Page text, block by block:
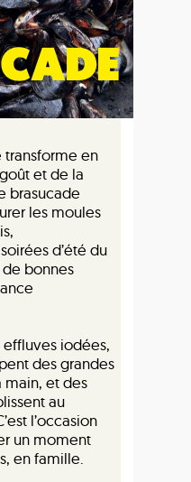
transforme en
et de la
brasucade
les moules
d’été du
bonnes
iodées,
des grandes
main, et des
au
l’occasion
un moment
en famille.